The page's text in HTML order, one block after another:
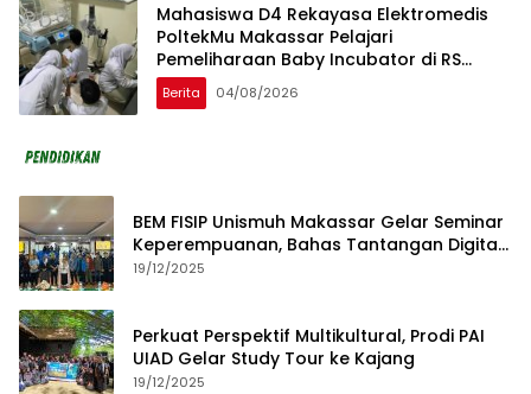
Mahasiswa D4 Rekayasa Elektromedis
PoltekMu Makassar Pelajari
Pemeliharaan Baby Incubator di RS
Unhas
Berita 04/08/2026
BEM FISIP Unismuh Makassar Gelar Seminar
Keperempuanan, Bahas Tantangan Digital
dan Budaya Lokal
19/12/2025
Perkuat Perspektif Multikultural, Prodi PAI
UIAD Gelar Study Tour ke Kajang
19/12/2025